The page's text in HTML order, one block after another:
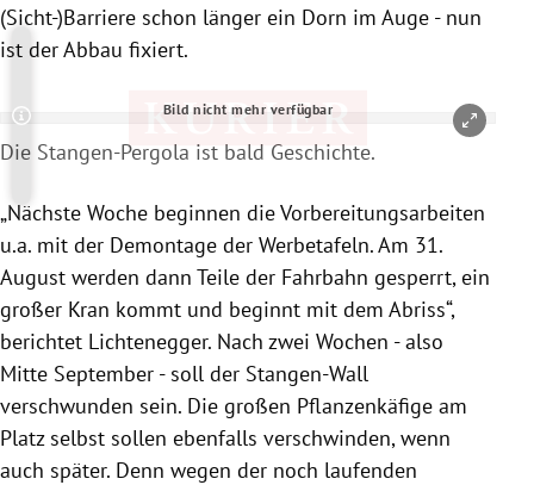
(Sicht-)Barriere schon länger ein Dorn im Auge - nun
ist der Abbau fixiert.
Bild nicht mehr verfügbar
Copyright-Hinweis öffnen/schließen
Die Stangen-Pergola ist bald Geschichte.
„Nächste Woche beginnen die Vorbereitungsarbeiten
u.a. mit der Demontage der Werbetafeln. Am 31.
August werden dann Teile der Fahrbahn gesperrt, ein
großer Kran kommt und beginnt mit dem Abriss“,
berichtet Lichtenegger. Nach zwei Wochen - also
Mitte September - soll der Stangen-Wall
verschwunden sein. Die großen Pflanzenkäfige am
Platz selbst sollen ebenfalls verschwinden, wenn
auch später. Denn wegen der noch laufenden